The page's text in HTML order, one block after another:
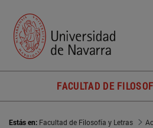
FACULTAD DE
Estás en: Facultad de Filosofía y Letras